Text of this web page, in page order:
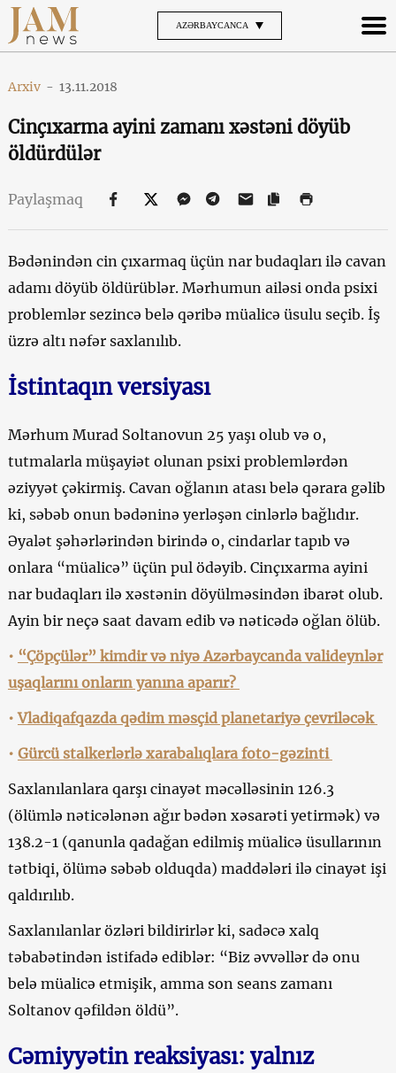
AZƏRBAYCANCA
Arxiv - 13.11.2018
Cinçıxarma ayini zamanı xəstəni döyüb
öldürdülər
Paylaşmaq
Bədənindən cin çıxarmaq üçün nar budaqları ilə cavan
adamı döyüb öldürüblər. Mərhumun ailəsi onda psixi
problemlər sezincə belə qəribə müalicə üsulu seçib. İş
üzrə altı nəfər saxlanılıb.
İstintaqın versiyası
Mərhum Murad Soltanovun 25 yaşı olub və o,
tutmalarla müşayiət olunan psixi problemlərdən
əziyyət çəkirmiş. Cavan oğlanın atası belə qərara gəlib
ki, səbəb onun bədəninə yerləşən cinlərlə bağlıdır.
Əyalət şəhərlərindən birində o, cindarlar tapıb və
onlara “müalicə” üçün pul ödəyib. Cinçıxarma ayini
nar budaqları ilə xəstənin döyülməsindən ibarət olub.
Ayin bir neçə saat davam edib və nəticədə oğlan ölüb.
• “Çöpçülər” kimdir və niyə Azərbaycanda valideynlər
uşaqlarını onların yanına aparır?
•Vladiqafqazda qədim məsçid planetariyə çevriləcək
• Gürcü stalkerlərlə xarabalıqlara foto-gəzinti
Saxlanılanlara qarşı cinayət məcəlləsinin 126.3
(ölümlə nəticələnən ağır bədən xəsarəti yetirmək) və
138.2-1 (qanunla qadağan edilmiş müalicə üsullarının
tətbiqi, ölümə səbəb olduqda) maddələri ilə cinayət işi
qaldırılıb.
Saxlanılanlar özləri bildirirlər ki, sadəcə xalq
təbabətindən istifadə ediblər: “Biz əvvəllər də onu
belə müalicə etmişik, amma son seans zamanı
Soltanov qəfildən öldü”.
Cəmiyyətin reaksiyası: yalnız